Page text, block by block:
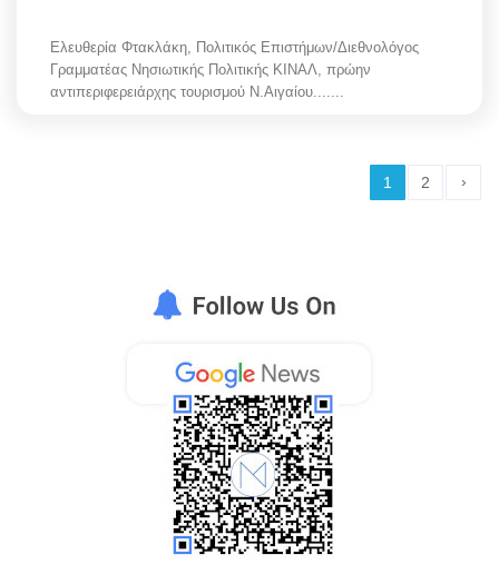
Ελευθερία Φτακλάκη, Πολιτικός Επιστήμων/Διεθνολόγος
Γραμματέας Νησιωτικής Πολιτικής ΚΙΝΑΛ, πρώην
αντιπεριφερειάρχης τουρισμού Ν.Αιγαίου.......
1 2 ›